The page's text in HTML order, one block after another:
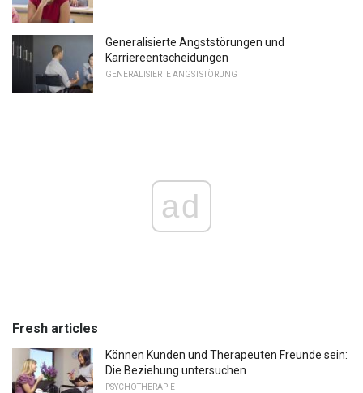
Generalisierte Angststörungen und
Karriereentscheidungen
GENERALISIERTE ANGSTSTÖRUNG
ad
Fresh articles
Können Kunden und Therapeuten Freunde sein:
Die Beziehung untersuchen
PSYCHOTHERAPIE